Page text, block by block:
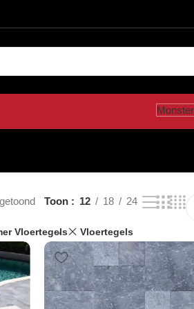
Toon 12 18 24
Vloertegels Vloertegels